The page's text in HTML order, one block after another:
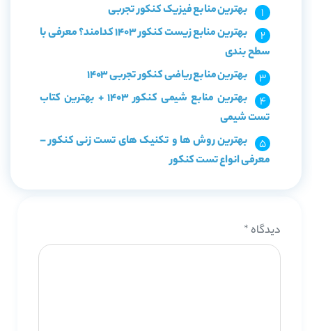
بهترین منابع فیزیک کنکور تجربی
بهترین منابع زیست کنکور 1403 کدامند؟ معرفی با
سطح بندی
بهترین منابع ریاضی کنکور تجربی 1403
بهترین منابع شیمی کنکور 1403 + بهترین کتاب
تست شیمی
بهترین روش ها و تکنیک های تست زنی کنکور –
معرفی انواع تست کنکور
دیدگاه *